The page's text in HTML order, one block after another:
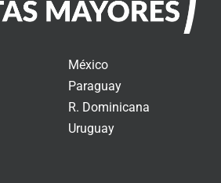
México
Paraguay
R. Dominicana
Uruguay